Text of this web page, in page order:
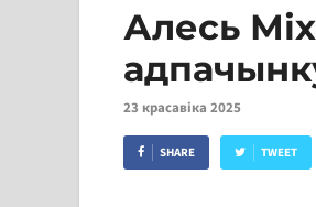
Алесь
23 красавіка 2025
SHARE TWEET